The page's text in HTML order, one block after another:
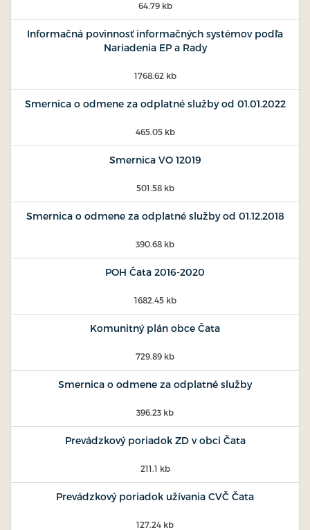
64.79 kb
Informačná povinnosť informačných systémov podľa
Nariadenia EP a Rady
1768.62 kb
Smernica o odmene za odplatné služby od 01.01.2022
465.05 kb
Smernica VO 12019
501.58 kb
Smernica o odmene za odplatné služby od 01.12.2018
390.68 kb
POH Čata 2016-2020
1682.45 kb
Komunitný plán obce Čata
729.89 kb
Smernica o odmene za odplatné služby
396.23 kb
Prevádzkový poriadok ZD v obci Čata
211.1 kb
Prevádzkový poriadok užívania CVČ Čata
127.24 kb